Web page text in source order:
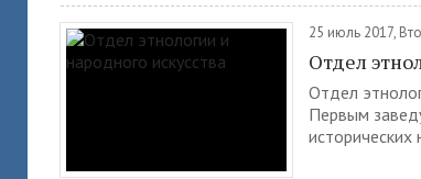
25 июль 2017,
Отдел
Отдел
Первым
исторических